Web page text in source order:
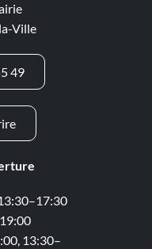
Ville
49
13:30–